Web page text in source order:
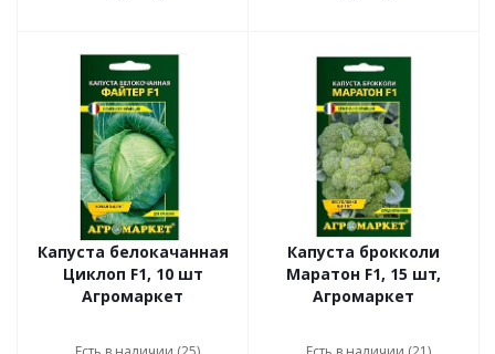
Капуста белокачанная
Циклоп F1, 10 шт
Агромаркет
Капуста брокколи
Маратон F1, 15 шт,
Агромаркет